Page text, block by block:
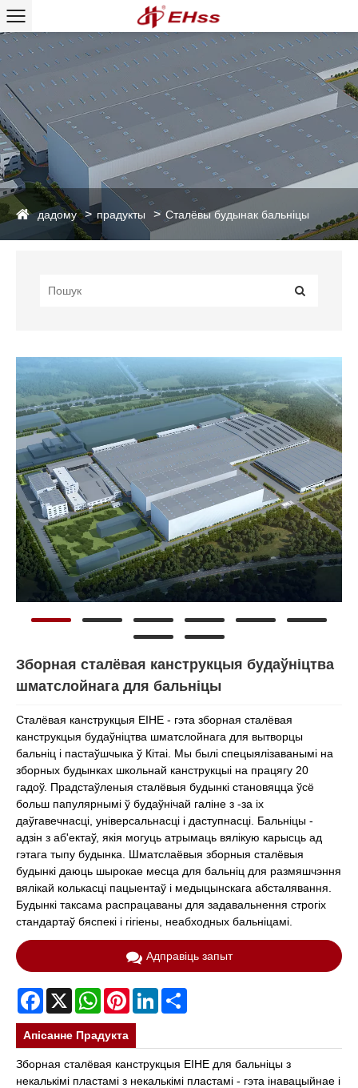
дадому прадукты Сталёвы будынак бальніцы
Зборная сталёвая канструкцыя будаўніцтва
шматслойнага для бальніцы
Сталёвая канструкцыя EIHE - гэта зборная сталёвая
канструкцыя будаўніцтва шматслойнага для вытворцы
бальніц і пастаўшчыка ў Кітаі. Мы былі спецыялізаванымі на
зборных будынках школьнай канструкцыі на працягу 20
гадоў. Прадстаўленыя сталёвыя будынкі становяцца ўсё
больш папулярнымі ў будаўнічай галіне з -за іх
даўгавечнасці, універсальнасці і даступнасці. Бальніцы -
адзін з аб'ектаў, якія могуць атрымаць вялікую карысць ад
гэтага тыпу будынка. Шматслаёвыя зборныя сталёвыя
будынкі даюць шырокае месца для бальніц для размяшчэння
вялікай колькасці пацыентаў і медыцынскага абсталявання.
Будынкі таксама распрацаваны для задавальнення строгіх
стандартаў бяспекі і гігіены, неабходных бальніцамі.
Адправіць запыт
Facebook
X WhatsAppPinterestLinkedIn
Апісанне Прадукта
Зборная сталёвая канструкцыя EIHE для бальніцы з
некалькімі пластамі з некалькімі пластамі - гэта інавацыйнае і